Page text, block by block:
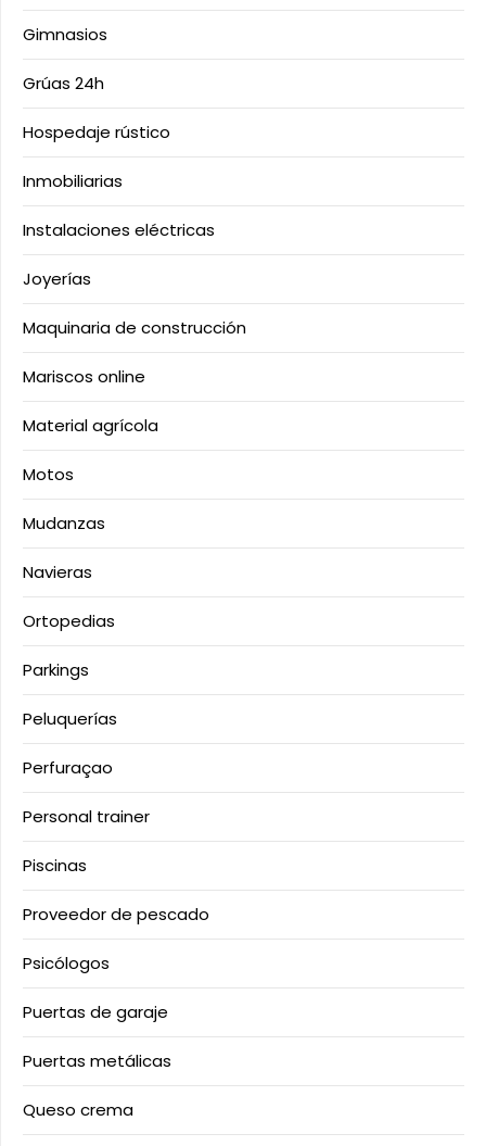
Gimnasios
Grúas 24h
Hospedaje rústico
Inmobiliarias
Instalaciones eléctricas
Joyerías
Maquinaria de construcción
Mariscos online
Material agrícola
Motos
Mudanzas
Navieras
Ortopedias
Parkings
Peluquerías
Perfuraçao
Personal trainer
Piscinas
Proveedor de pescado
Psicólogos
Puertas de garaje
Puertas metálicas
Queso crema